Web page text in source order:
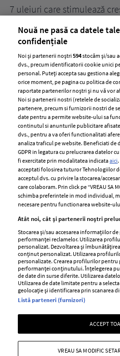
7 uleiuri care stimulează
ELLE Style Awards
2024
Despre ELLE
Romania
Contact
Abonamente
GSP
Unica
Baby
Retete
Pariază responsabil! Decizia
Jocurile de noroc sunt
Copyright © 2026
Nouă ne pasă ca datele
confidențiale
Noi și partenerii noștri594stocăm și/sau
dvs., precum identificatorii cookie unici
personal. Puteți accepta sau gestiona
orice moment, pe pagina cu politica de
raportate partenerilor noștri și nu vă vor
Noi si partenerii nostri (retelele de
partenere, precum si furnizorii nostri de
date pentru a permite website-ului sa
continutul si anunturile publicitare
dvs., pentru a va oferi functionalitati
analiza traficul pe website. Beneficiati de
GDPR in legatura cu prelucrarea datelor
fi exercitate prin modalitatea indicataaici
acceptati folosirea tuturor Tehnologiilor
acceptul dvs. cu privire la stocarea/
care colaboram. Prin click pe “VREAU SA
schimba preferintele in mod individual,
necesare pentru functionarea website-
Atât noi, cât și partenerii noștri
Stocarea și/sau accesarea informațiilor
performanței reclamelor. Utilizarea
personalizat. Dezvoltarea și
conținut personalizat. Utilizarea
personalizate. Crearea profilurilor
performanței conținutului. Înțelegerea
de date din surse diferite. Utilizarea
Utilizarea de date limitate pentru a
geolocație și identificarea prin scanarea
Listă parteneri (furnizori)
ACCEPT
VREAU SA MODIFIC